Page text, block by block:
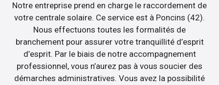
Notre entreprise prend en charge le raccordement de
votre centrale solaire. Ce service est à Poncins (42).
Nous effectuons toutes les formalités de
branchement pour assurer votre tranquillité d’esprit
d’esprit. Par le biais de notre accompagnement
professionnel, vous n’aurez pas à vous soucier des
démarches administratives. Vous avez la possibilité